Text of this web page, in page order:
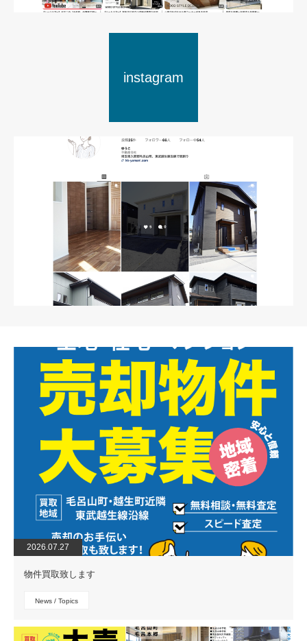
YouTube
instagram
instagram
2026.07.27
物件買取致します
News / Topics